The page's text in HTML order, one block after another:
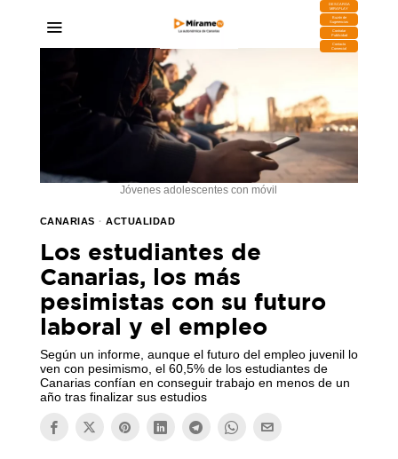
DESCARGA
MIRAPLAY
Buzón de
Sugerencias
Contratar
Publicidad
Contacto
Comercial
Jóvenes adolescentes con móvil
CANARIAS · ACTUALIDAD
Los estudiantes de
Canarias, los más
pesimistas con su futuro
laboral y el empleo
Según un informe, aunque el futuro del empleo juvenil lo
ven con pesimismo, el 60,5% de los estudiantes de
Canarias confían en conseguir trabajo en menos de un
año tras finalizar sus estudios